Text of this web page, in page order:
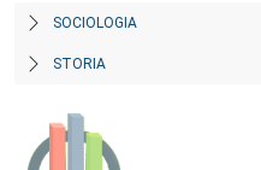
SOCIOLOGIA
STORIA